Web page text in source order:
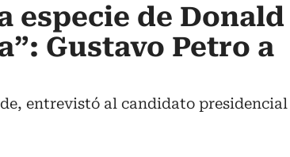
especie de Donald
Gustavo Petro a
entrevistó al candidato